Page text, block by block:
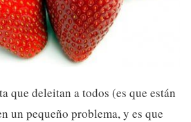
que deleitan a todos (es que están
un pequeño problema, y es que